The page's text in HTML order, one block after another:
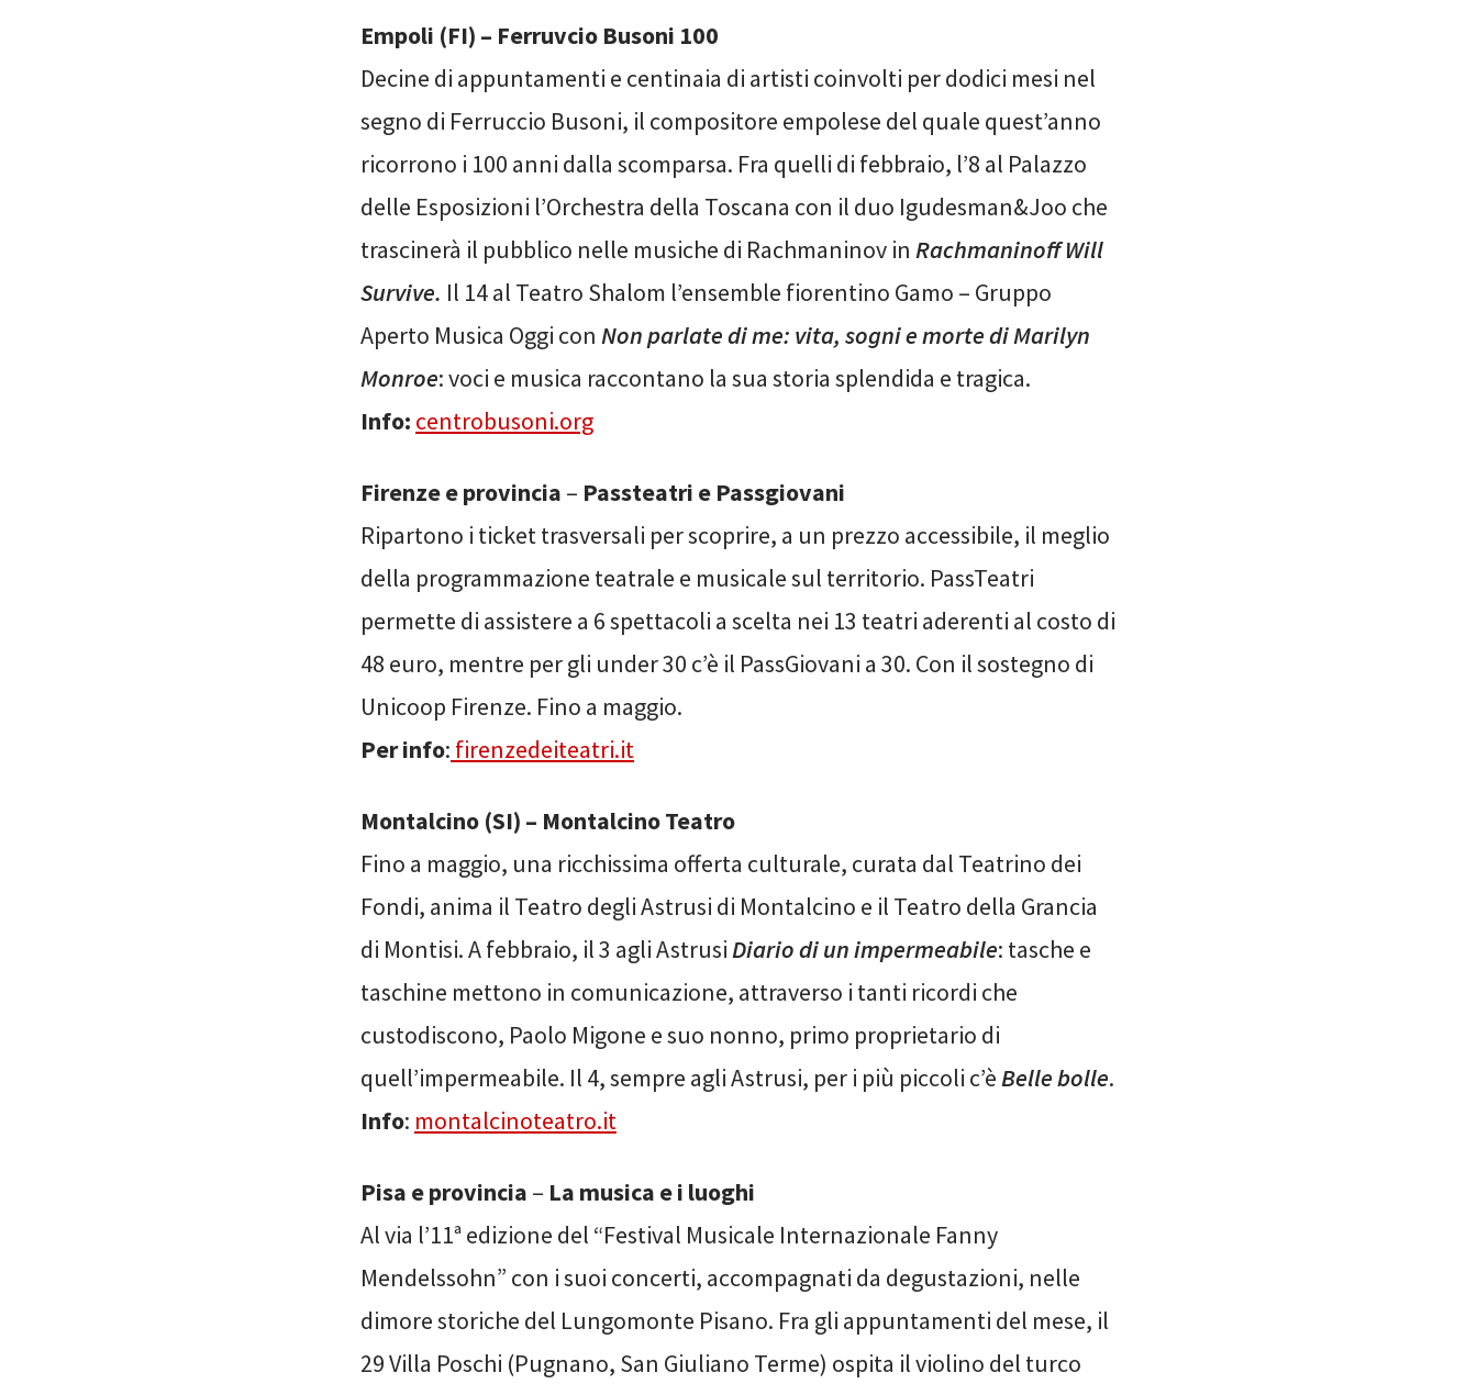
Empoli (FI) – Ferruvcio Busoni 100
Decine di appuntamenti e centinaia di artisti coinvolti per dodici mesi nel
segno di Ferruccio Busoni, il compositore empolese del quale quest’anno
ricorrono i 100 anni dalla scomparsa. Fra quelli di febbraio, l’8 al Palazzo
delle Esposizioni l’Orchestra della Toscana con il duo Igudesman&Joo che
trascinerà il pubblico nelle musiche di Rachmaninov in Rachmaninoff Will
Survive. Il 14 al Teatro Shalom l’ensemble fiorentino Gamo – Gruppo
Aperto Musica Oggi con Non parlate di me: vita, sogni e morte di Marilyn
Monroe: voci e musica raccontano la sua storia splendida e tragica.
Info: centrobusoni.org
Firenze e provincia – Passteatri e Passgiovani
Ripartono i ticket trasversali per scoprire, a un prezzo accessibile, il meglio
della programmazione teatrale e musicale sul territorio. PassTeatri
permette di assistere a 6 spettacoli a scelta nei 13 teatri aderenti al costo di
48 euro, mentre per gli under 30 c’è il PassGiovani a 30. Con il sostegno di
Unicoop Firenze. Fino a maggio.
Per info: firenzedeiteatri.it
Montalcino (SI) – Montalcino Teatro
Fino a maggio, una ricchissima offerta culturale, curata dal Teatrino dei
Fondi, anima il Teatro degli Astrusi di Montalcino e il Teatro della Grancia
di Montisi. A febbraio, il 3 agli AstrusiDiario di un impermeabile: tasche e
taschine mettono in comunicazione, attraverso i tanti ricordi che
custodiscono, Paolo Migone e suo nonno, primo proprietario di
quell’impermeabile. Il 4, sempre agli Astrusi, per i più piccoli c’èBelle bolle.
Info: montalcinoteatro.it
Pisa e provincia – La musica e i luoghi
Al via l’11ª edizione del “Festival Musicale Internazionale Fanny
Mendelssohn” con i suoi concerti, accompagnati da degustazioni, nelle
dimore storiche del Lungomonte Pisano. Fra gli appuntamenti del mese, il
29 Villa Poschi (Pugnano, San Giuliano Terme) ospita il violino del turco